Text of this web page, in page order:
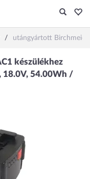
utángyártott Birchmeier